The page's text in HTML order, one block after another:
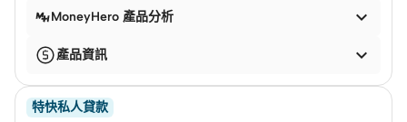
MoneyHero 產品分析 
產品資訊 
特快私人貸款